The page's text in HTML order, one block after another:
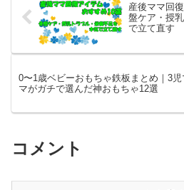
産後ママ回
盤ケア・授
で立て直す
0〜1歳ベビーおもちゃ鉄板まとめ｜3児
マがガチで選んだ神おもちゃ12選
コメント